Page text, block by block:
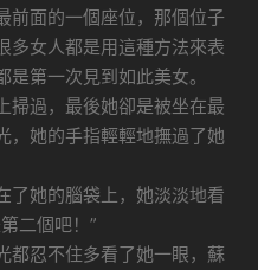
前面的一個座位，那個位子
多女人都是用這種方法來表
第一次見到如此美女。
掃過，最後她卻是被坐在最
，她的手指輕輕地撫過了她
了她的腦袋上，她淡淡地看
二個吧！”
都忍不住多看了她一眼，蘇